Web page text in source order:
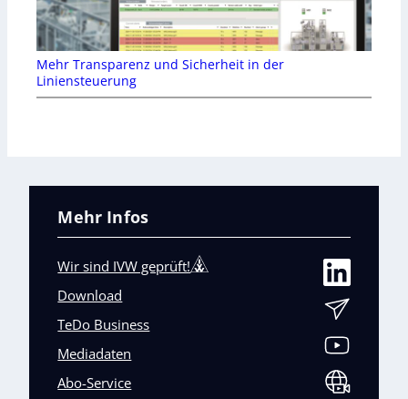
Mehr Transparenz und Sicherheit in der
Liniensteuerung
Mehr Infos
Wir sind IVW geprüft!
Download
TeDo Business
Mediadaten
Abo-Service